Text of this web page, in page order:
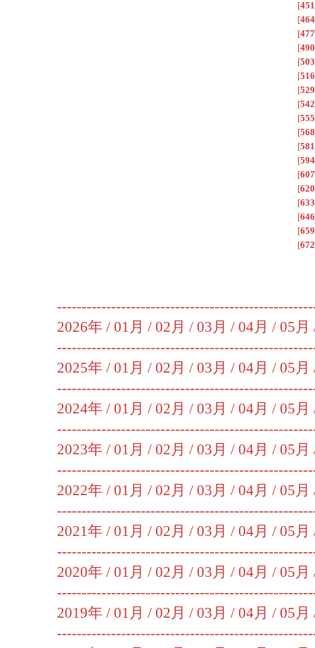
[451
[464
[477
[490
[503
[516
[529
[542
[555
[568
[581
[594
[607
[620
[633
[646
[659
[672
2026年 / 01月 / 02月 / 03月 / 04月 / 05月
2025年 / 01月 / 02月 / 03月 / 04月 / 05月
2024年 / 01月 / 02月 / 03月 / 04月 / 05月
2023年 / 01月 / 02月 / 03月 / 04月 / 05月
2022年 / 01月 / 02月 / 03月 / 04月 / 05月
2021年 / 01月 / 02月 / 03月 / 04月 / 05月
2020年 / 01月 / 02月 / 03月 / 04月 / 05月
2019年 / 01月 / 02月 / 03月 / 04月 / 05月